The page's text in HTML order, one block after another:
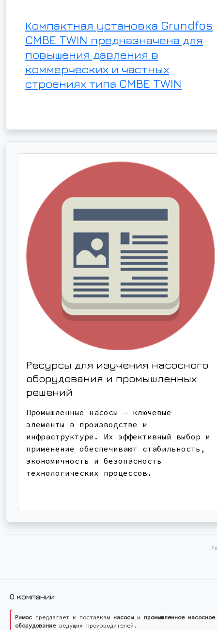
Компактная установка Grundfos
CMBE TWIN предназначена для
повышения давления в
коммерческих и частных
строениях типа CMBE TWIN
Ресурсы для изучения насосного
оборудования и промышленных
решений
Промышленные насосы — ключевые
элементы в производстве и
инфраструктуре. Их эффективный выбор и
применение обеспечивают стабильность,
экономичность и безопасность
технологических процессов.
О компании
Римос предлагает к поставкам насосыи промышленное насосное
оборудованиеведущих производителей.